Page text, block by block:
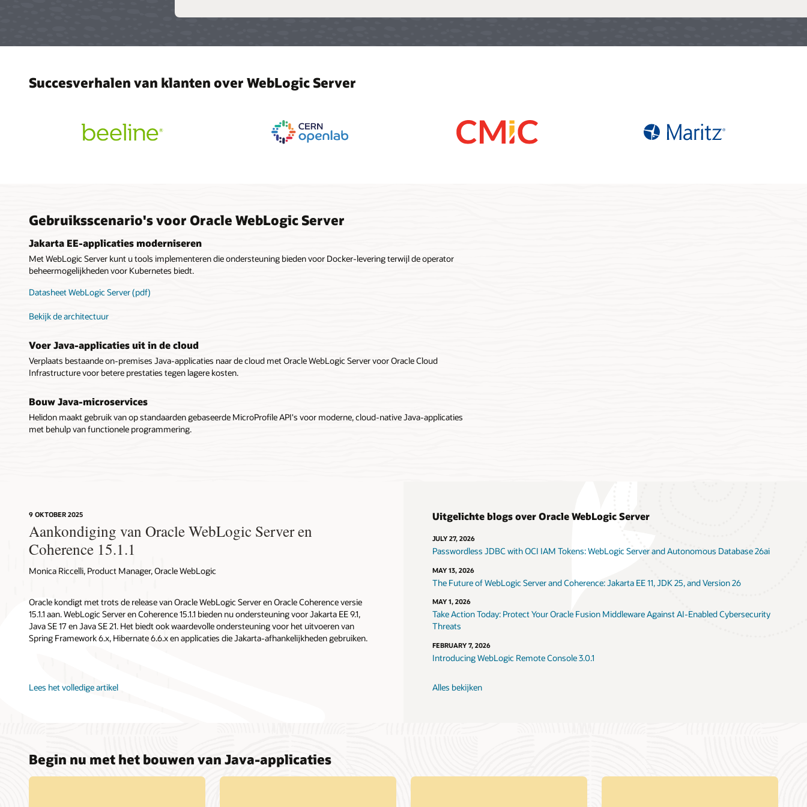
Succesverhalen van klanten over WebLogic Server
Gebruiksscenario's voor Oracle WebLogic Server
Jakarta EE-applicaties moderniseren
Met WebLogic Server kunt u tools implementeren die ondersteuning bieden voor Docker-levering terwijl de operator
beheermogelijkheden voor Kubernetes biedt.
Datasheet WebLogic Server (pdf)
Bekijk de architectuur
Voer Java-applicaties uit in de cloud
Verplaats bestaande on-premises Java-applicaties naar de cloud met Oracle WebLogic Server voor Oracle Cloud
Infrastructure voor betere prestaties tegen lagere kosten.
Bouw Java-microservices
Helidon maakt gebruik van op standaarden gebaseerde MicroProfile API's voor moderne, cloud-native Java-applicaties
met behulp van functionele programmering.
9 OKTOBER 2025
Aankondiging van Oracle WebLogic Server en
Coherence 15.1.1
Monica Riccelli, Product Manager, Oracle WebLogic
Oracle kondigt met trots de release van Oracle WebLogic Server en Oracle Coherence versie
15.1.1 aan. WebLogic Server en Coherence 15.1.1 bieden nu ondersteuning voor Jakarta EE 9.1,
Java SE 17 en Java SE 21. Het biedt ook waardevolle ondersteuning voor het uitvoeren van
Spring Framework 6.x, Hibernate 6.6.x en applicaties die Jakarta-afhankelijkheden gebruiken.
Lees het volledige artikel
Uitgelichte blogs over Oracle WebLogic Server
JULY 27, 2026
Passwordless JDBC with OCI IAM Tokens: WebLogic Server and Autonomous Database 26ai
MAY 13, 2026
The Future of WebLogic Server and Coherence: Jakarta EE 11, JDK 25, and Version 26
MAY 1, 2026
Take Action Today: Protect Your Oracle Fusion Middleware Against AI-Enabled Cybersecurity
Threats
FEBRUARY 7, 2026
Introducing WebLogic Remote Console 3.0.1
Alles bekijken
Begin nu met het bouwen van Java-applicaties